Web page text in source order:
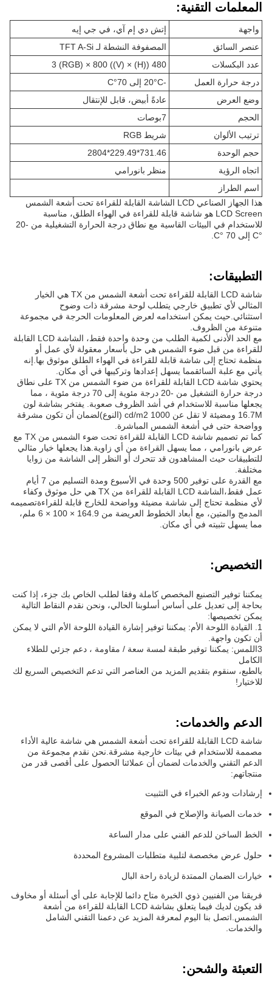
المعلمات التقنية:
واجهة
إتش دي إم آي، في جي إيه
عنصر السائق
المصفوفة النشطة لـ TFT A-Si
عدد البكسلات
480 ((H) × 3 (RGB) × 800 ((V)
درجة حرارة العمل
-20°C إلى 70°C
وضع العرض
عادةً أبيض، قابل للإنتقال
الحجم
7بوصات
ترتيب الألوان
شريط RGB
حجم الوحدة
731.46*229.49*2804
اتجاه الرؤية
منظر بانورامي
اسم الطراز
هذا الجهاز الصناعي LCD الشاشة القابلة للقراءة تحت أشعة الشمس
LCD Screen هو شاشة قابلة للقراءة في الهواء الطلق، مناسبة
للاستخدام في البيئات القاسية مع نطاق درجة الحرارة التشغيلية من -20
°C إلى 70 °C.
التطبيقات:
شاشة LCD القابلة للقراءة تحت أشعة الشمس من TX هي الخيار
المثالي لأي تطبيق خارجي يتطلب لوحة مشرقة ذات وضوح
استثنائي.حيث يمكن استخدامه لعرض المعلومات الحرجة في مجموعة
متنوعة من الظروف.
مع الحد الأدنى لكمية الطلب من وحدة واحدة فقط، الشاشة LCD القابلة
للقراءة من قبل ضوء الشمس هي حل بأسعار معقولة لأي عمل أو
منظمة تحتاج إلى شاشة قابلة للقراءة في الهواء الطلق موثوق بها.إنه
يأتي مع علبة السائقمما يسهل إعدادها وتركيبها في أي مكان.
يحتوي شاشة LCD القابلة للقراءة من ضوء الشمس من TX على نطاق
درجة حرارة التشغيل من -20 درجة مئوية إلى 70 درجة مئوية ، مما
يجعلها مناسبة للاستخدام في أشد الظروف صعوبة. يفتخر بشاشة لون
16.7M ومضيئة لا تقل عن 1000 cd/m2 (النوع)لضمان أن تكون مشرقة
وواضحة حتى في أشعة الشمس المباشرة.
كما تم تصميم شاشة LCD القابلة للقراءة تحت ضوء الشمس من TX مع
عرض بانورامي ، مما يسهل القراءة من أي زاوية.هذا يجعلها خيار مثالي
للتطبيقات حيث المشاهدون قد تتحرك أو النظر إلى الشاشة من زوايا
مختلفة.
مع القدرة على توفير 500 وحدة في الأسبوع ومدة التسليم من 7 أيام
عمل فقط،الشاشة LCD القابلة للقراءة من TX هي حل موثوق وكفاء
لأي منظمة تحتاج إلى شاشة مضيئة وواضحة للخارج قابلة للقراءةتصميمه
المدمج والمتين، مع أبعاد الخطوط العريضة من 164.9 × 100 × 6 ملم،
مما يسهل تثبيته في أي مكان.
التخصيص:
يمكننا توفير التصنيع المخصص كاملة وفقا لطلب الخاص بك جزء، إذا كنت
بحاجة إلى تعديل على أساس أسلوبنا الحالي، ونحن نقدم النقاط التالية
يمكن تخصيصها:
1. القيادة اللوحة الأم: يمكننا توفير إشارة القيادة اللوحة الأم التي لا يمكن
أن تكون واجهة.
3اللمس: يمكننا توفير طبقة لمسة سعة / مقاومة ، دعم جزئي للطلاء
الكامل
بالطبع، سنقوم بتقديم المزيد من العناصر التي تدعم التخصيص السريع لك
للاختيار!
الدعم والخدمات:
شاشة LCD القابلة للقراءة تحت أشعة الشمس هي شاشة عالية الأداء
مصممة للاستخدام في بيئات خارجية مشرقة.نحن نقدم مجموعة من
الدعم التقني والخدمات لضمان أن عملائنا الحصول على أقصى قدر من
منتجاتهم:
إرشادات ودعم الخبراء في التثبيت
خدمات الصيانة والإصلاح في الموقع
الخط الساخن للدعم الفني على مدار الساعة
حلول عرض مخصصة لتلبية متطلبات المشروع المحددة
خيارات الضمان الممتدة لزيادة راحة البال
فريقنا من الفنيين ذوي الخبرة متاح دائما للإجابة على أي أسئلة أو مخاوف
قد يكون لديك فيما يتعلق بشاشة LCD القابلة للقراءة من أشعة
الشمس.اتصل بنا اليوم لمعرفة المزيد عن دعمنا التقني الشامل
والخدمات.
التعبئة والشحن: